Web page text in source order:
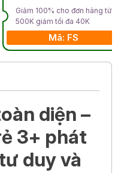
Giảm 100% cho đơn hàng từ
500K giảm tối đa 40K
Mã: FS
diện –
3+ phát
duy và